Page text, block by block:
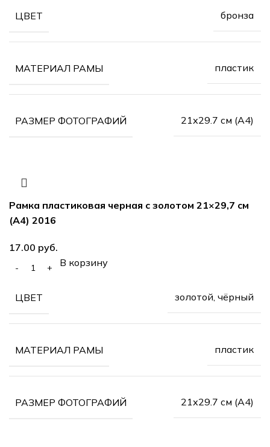
ЦВЕТ бронза
МАТЕРИАЛ РАМЫ пластик
РАЗМЕР ФОТОГРАФИЙ 21х29.7 см (А4)
Рамка пластиковая черная с золотом 21×29,7 см
(А4) 2016
руб.
В корзину
ЦВЕТ золотой, чёрный
МАТЕРИАЛ РАМЫ пластик
РАЗМЕР ФОТОГРАФИЙ 21х29.7 см (А4)